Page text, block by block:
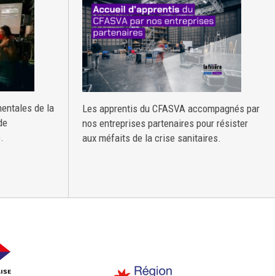
de la
Les apprentis du CFASVA accompagnés par
nos entreprises partenaires pour résister
aux méfaits de la crise sanitaires.